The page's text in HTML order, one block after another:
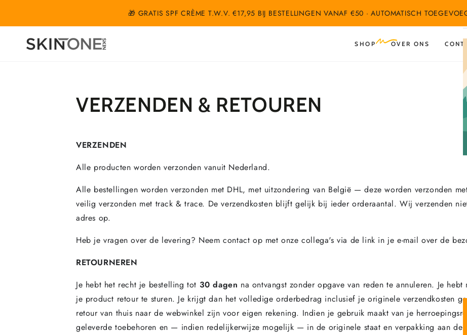
🎁 GRATIS SPF CRÈME T.W.V. €17,95 BIJ BESTELLINGEN VANAF €50 · AUTOMATISCH
SHOP OVER ONS
VERZENDEN & RETOUREN
VERZENDEN
Alle producten worden verzonden vanuit Nederland.
Alle bestellingen worden verzonden met DHL, met uitzondering van België — deze worden verzonden
veilig verzonden met track & trace. De verzendkosten blijft gelijk bij ieder orderaantal. Wij verzenden
adres op.
Heb je vragen over de levering? Neem contact op met onze collega's via de link in je e-mail over de
RETOURNEREN
Je hebt het recht je bestelling tot 30 dagen na ontvangst zonder opgave van reden te annuleren. Je
je product retour te sturen. Je krijgt dan het volledige orderbedrag inclusief je originele verzendkosten
retour van thuis naar de webwinkel zijn voor eigen rekening. Indien je gebruik maakt van je
geleverde toebehoren en — indien redelijkerwijze mogelijk — in de originele staat en verpakking aan de